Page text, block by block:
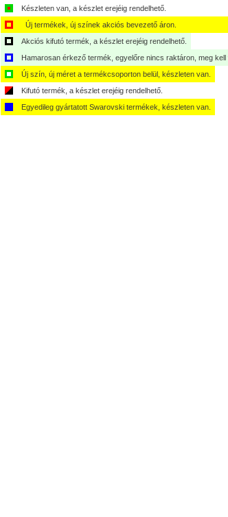
Készleten van, a készlet erejéig rendelhető.
Új termékek, új színek akciós bevezető áron.
Akciós kifutó termék, a készlet erejéig rendelhető.
Hamarosan érkező termék, egyelőre nincs raktáron, meg kell
Új szín, új méret a termékcsoporton belül, készleten van.
Kifutó termék, a készlet erejéig rendelhető.
Egyedileg gyártatott Swarovski termékek, készleten van.